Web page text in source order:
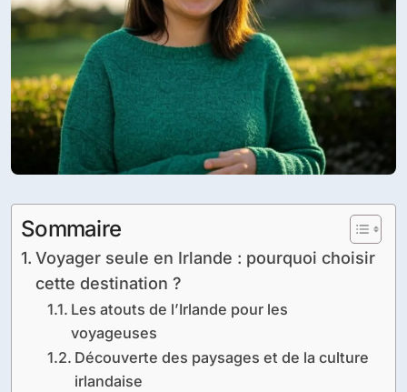
Sommaire
Voyager seule en Irlande : pourquoi choisir
cette destination ?
Les atouts de l’Irlande pour les
voyageuses
Découverte des paysages et de la culture
irlandaise